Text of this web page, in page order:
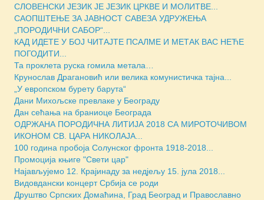
СЛОВЕНСКИ ЈЕЗИК ЈЕ ЈЕЗИК ЦРКВЕ И МОЛИТВЕ...
САОПШТЕЊЕ ЗА ЈАВНОСТ САВЕЗА УДРУЖЕЊА
„ПОРОДИЧНИ САБОР“...
КАД ИДЕТЕ У БОЈ ЧИТАЈТЕ ПСАЛМЕ И МЕТАК ВАС НЕЋЕ
ПОГОДИТИ...
Та проклета руска гомила метала…
Крунослав Драгановић или велика комунистичка тајна...
„У европском бурету барута“
Дани Михољске превлаке у Београду
Дан сећања на браниоце Београда
ОДРЖАНА ПОРОДИЧНА ЛИТИЈА 2018 СА МИРОТОЧИВОМ
ИКОНОМ СВ. ЦАРА НИКОЛАЈА...
100 година пробоја Солунског фронта 1918-2018...
Промоција књиге "Свети цар"
Најављујемо 12. Крајинаду за недјељу 15. јула 2018...
Видовдански концерт Србија се роди
Друштво Српских Домаћина, Град Београд и Православно